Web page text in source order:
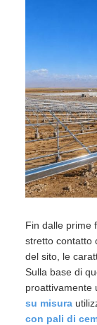
Fin dalle prime
stretto contatto
del sito, le
Sulla base di
proattivamente
su misura
con pali di